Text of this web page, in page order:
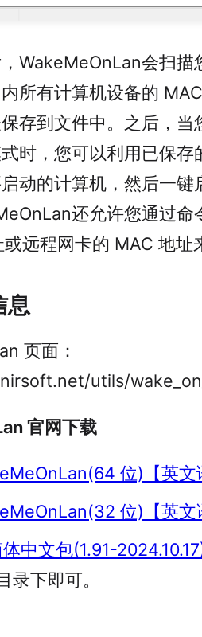
WakeMeOnLan会扫描
所有计算机设备的
存到文件中。之后，当
时，您可以利用已保存
动的计算机，然后一键
还允许您通过命
远程网卡的 MAC 地址
息
页面：
utils/
官网下载
位)【英文
位)【英文
中文包(1.91-
录下即可。